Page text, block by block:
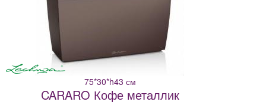
75*30*h43 см
CARARO Кофе металлик